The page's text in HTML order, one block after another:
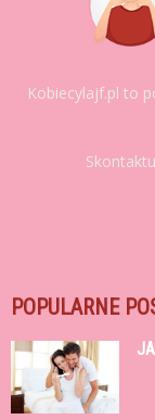
Kobiecylajf.pl to
POPULARNE